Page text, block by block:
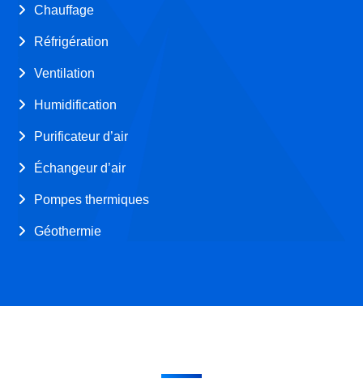
Chauffage
Réfrigération
Ventilation
Humidification
Purificateur d’air
Échangeur d’air
Pompes thermiques
Géothermie